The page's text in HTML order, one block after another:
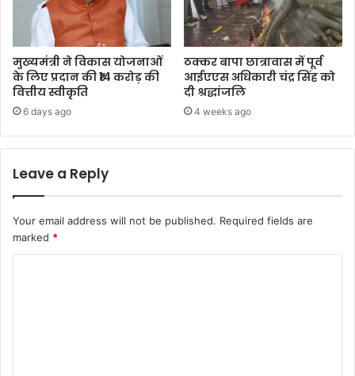
मुख्यमंत्री ने विकास योजनाओं
के लिए प्रदान की ₹14 करोड़ की
वित्तीय स्वीकृति
6 days ago
ठक्कर बापा छात्रावास में पूर्व
आईएएस अधिकारी चंद्र सिंह को
दी श्रद्धांजलि
4 weeks ago
Leave a Reply
Your email address will not be published. Required fields are
marked *